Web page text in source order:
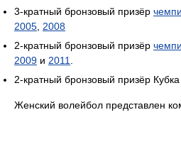
3-кратный бронзовый призёр
2005 2008
2-кратный бронзовый призёр
2009 и 2011
2-кратный бронзовый призёр
Женский волейбол представлен